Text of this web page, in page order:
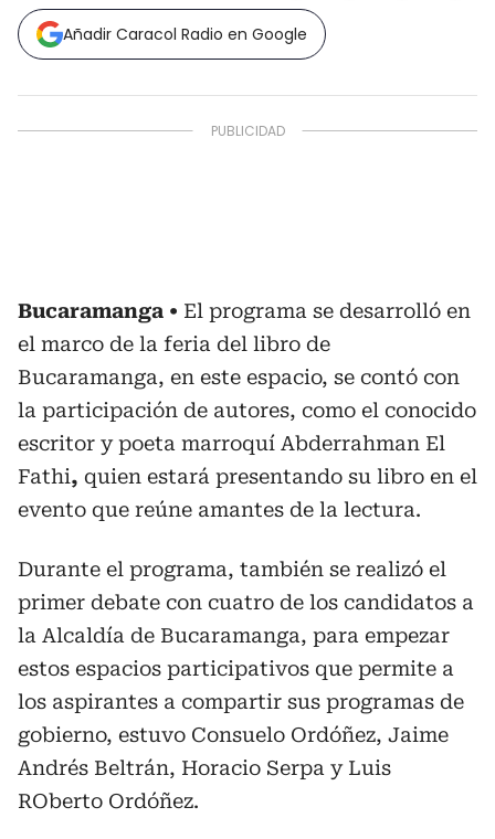
Añadir Caracol Radio en Google
Bucaramanga
El programa se desarrolló en
el marco de la feria del libro de
Bucaramanga, en este espacio, se contó con
la participación de autores, como el conocido
escritor y poeta marroquí Abderrahman El
Fathi, quien estará presentando su libro en el
evento que reúne amantes de la lectura.
Durante el programa, también se realizó el
primer debate con cuatro de los candidatos a
la Alcaldía de Bucaramanga, para empezar
estos espacios participativos que permite a
los aspirantes a compartir sus programas de
gobierno, estuvo Consuelo Ordóñez, Jaime
Andrés Beltrán, Horacio Serpa y Luis
ROberto Ordóñez.